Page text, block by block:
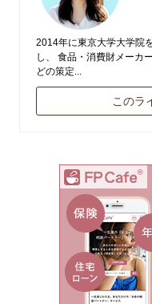
2014年に東京大学大学院
し、 食品・消費財メーカ
どの策定...
このラ